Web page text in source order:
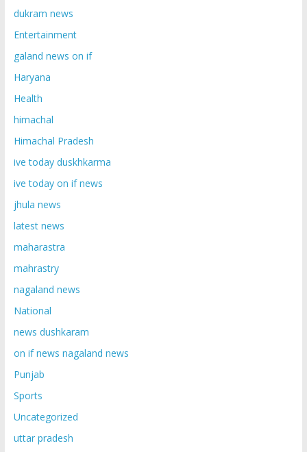
dukram news
Entertainment
galand news on if
Haryana
Health
himachal
Himachal Pradesh
ive today duskhkarma
ive today on if news
jhula news
latest news
maharastra
mahrastry
nagaland news
National
news dushkaram
on if news nagaland news
Punjab
Sports
Uncategorized
uttar pradesh